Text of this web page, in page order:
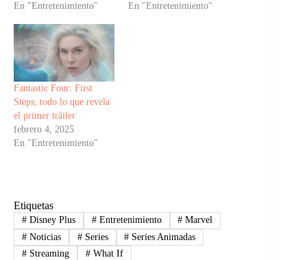
En "Entretenimiento" En "Entretenimiento"
Fantastic Four: First
Steps, todo lo que revela
el primer tráiler
febrero 4, 2025
En "Entretenimiento"
Etiquetas
#Disney Plus #Entretenimiento # Marvel
#Noticias #Series # Series Animadas
#Streaming #What If